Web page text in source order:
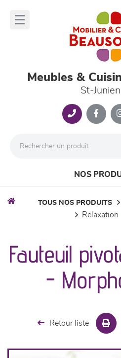
Meubles &
St-
NOS
séjours
meubles de complément
TOUS NOS PRODUITS
relaxation
Fauteuil
-
Retour liste